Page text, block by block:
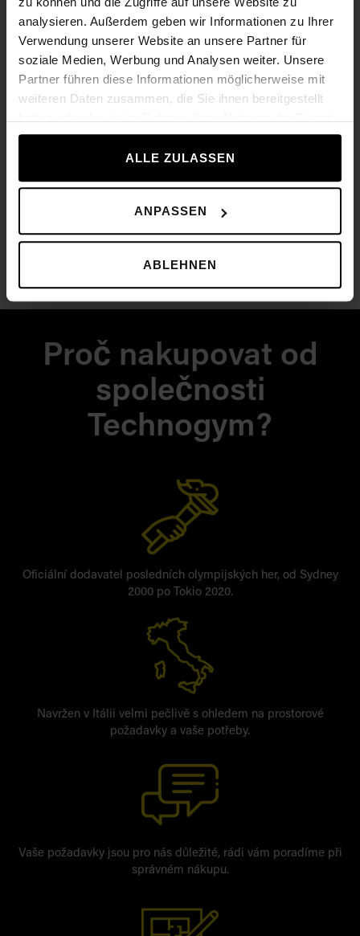
analysieren. Außerdem geben wir Informationen zu Ihrer
Verwendung unserer Website an unsere Partner für
soziale Medien, Werbung und Analysen weiter. Unsere
Partner führen diese Informationen möglicherweise mit
weiteren Daten zusammen, die Sie ihnen bereitgestellt
gesammelt haben.
ALLE ZULASSEN
ANPASSEN
ABLEHNEN
51 910,00 Kč
Proč nakupovat od
společnosti
Technogym?
Oficiální dodavatel posledních olympijských her, od Sydney
2000 po Tokio 2020.
Navržen v Itálii velmi pečlivě s ohledem na prostorové
požadavky a vaše potřeby.
Vaše požadavky jsou pro nás důležité, rádi vám poradíme při
správném nákupu.